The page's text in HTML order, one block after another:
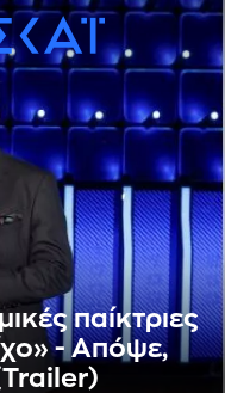
παίκτριες
- Απόψε,